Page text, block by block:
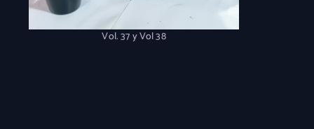
Vol. 37 y Vol 38